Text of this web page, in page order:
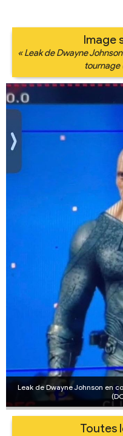
Image
« Leak de Dwayne
tournage
Leak de Dwayne Johnson en
Toutes